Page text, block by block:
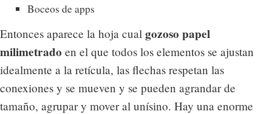
Boceos de apps
Entonces aparece la hoja cual gozoso papel
milimetrado en el que todos los elementos se ajustan
idealmente a la retícula, las flechas respetan las
conexiones y se mueven y se pueden agrandar de
tamaño, agrupar y mover al unísino. Hay una enorme